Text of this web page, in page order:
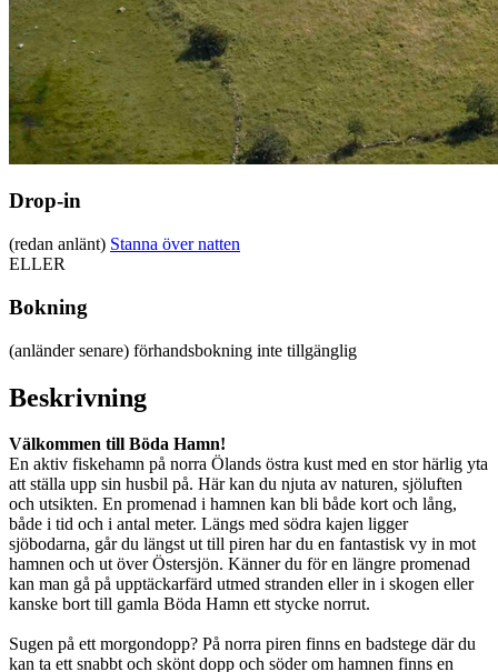
Drop-in
(redan anlänt) Stanna över natten
ELLER
Bokning
(anländer senare) förhandsbokning inte tillgänglig
Beskrivning
Välkommen till Böda Hamn!
En aktiv fiskehamn på norra Ölands östra kust med en stor härlig yta
att ställa upp sin husbil på. Här kan du njuta av naturen, sjöluften
och utsikten. En promenad i hamnen kan bli både kort och lång,
både i tid och i antal meter. Längs med södra kajen ligger
sjöbodarna, går du längst ut till piren har du en fantastisk vy in mot
hamnen och ut över Östersjön. Känner du för en längre promenad
kan man gå på upptäckarfärd utmed stranden eller in i skogen eller
kanske bort till gamla Böda Hamn ett stycke norrut.
Sugen på ett morgondopp? På norra piren finns en badstege där du
kan ta ett snabbt och skönt dopp och söder om hamnen finns en